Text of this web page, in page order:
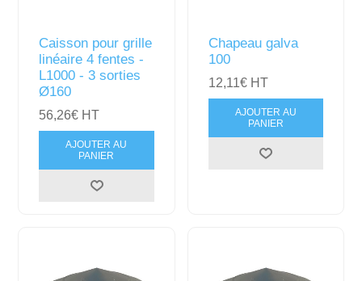
Caisson pour grille
linéaire 4 fentes -
L1000 - 3 sorties
Ø160
56,26€ HT
AJOUTER AU
PANIER
Chapeau galva
100
12,11€ HT
AJOUTER AU
PANIER